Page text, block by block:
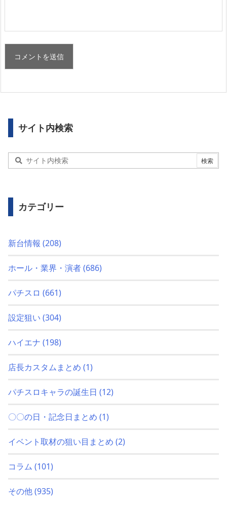
サイト内検索
カテゴリー
新台情報 (208)
ホール・業界・演者(686)
パチスロ (661)
設定狙い (304)
ハイエナ (198)
店長カスタムまとめ (1)
パチスロキャラの誕生日 (12)
〇〇の日・記念日まとめ (1)
イベント取材の狙い目まとめ (2)
コラム (101)
その他(935)